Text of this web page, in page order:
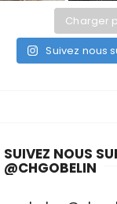
Charger
Suivez nous
SUIVEZ NOUS
@CHGOBELIN